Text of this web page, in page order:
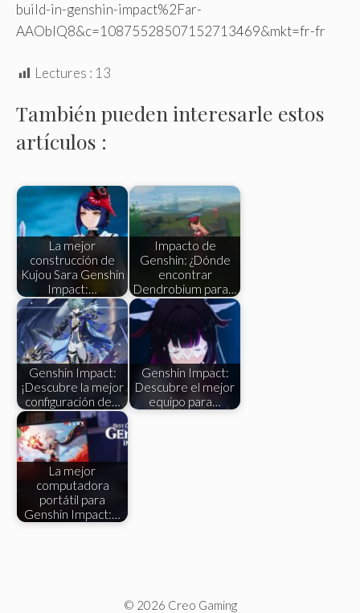
build-in-genshin-impact%2Far-
AAOblQ8&c=10875528507152713469&mkt=fr-fr
Lectures : 13
También pueden interesarle estos
artículos :
La mejor
construcción de
Kujou Sara Genshin
Impact:…
Impacto de
Genshin: ¿Dónde
encontrar
Dendrobium para…
Genshin Impact:
¡Descubre la mejor
configuración de…
Genshin Impact:
Descubre el mejor
equipo para…
La mejor
computadora
portátil para
Genshin Impact:…
© 2026 Creo Gaming